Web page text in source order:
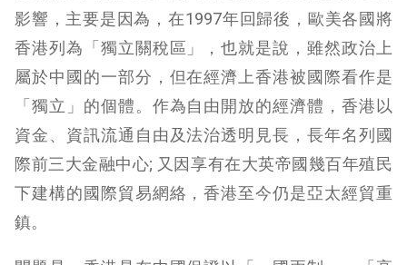
影響，主要是因為，在1997年回歸後，歐美各國將
香港列為「獨立關稅區」，也就是說，雖然政治上
屬於中國的一部分，但在經濟上香港被國際看作是
「獨立」的個體。作為自由開放的經濟體，香港以
資金、資訊流通自由及法治透明見長，長年名列國
際前三大金融中心; 又因享有在大英帝國幾百年殖民
下建構的國際貿易網絡，香港至今仍是亞太經貿重
鎮。